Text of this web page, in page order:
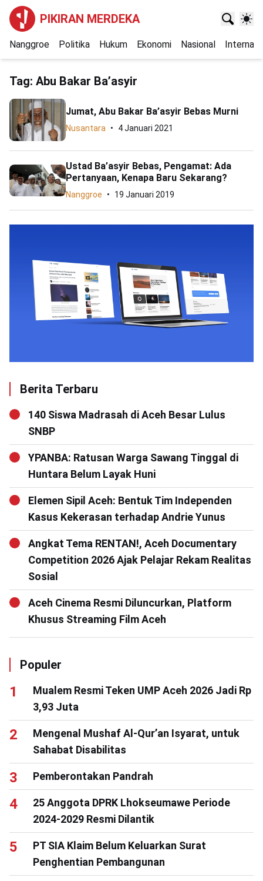
PIKIRAN MERDEKA
Nanggroe Politika Hukum Ekonomi Nasional
Tag: Abu Bakar Ba’asyir
Jumat, Abu Bakar Ba’asyir Bebas Murni
Nusantara 4 Januari 2021
Ustad Ba’asyir Bebas, Pengamat: Ada
Pertanyaan, Kenapa Baru Sekarang?
Nanggroe 19 Januari 2019
Berita Terbaru
140 Siswa Madrasah di Aceh Besar Lulus
SNBP
YPANBA: Ratusan Warga Sawang Tinggal di
Huntara Belum Layak Huni
Elemen Sipil Aceh: Bentuk Tim Independen
Kasus Kekerasan terhadap Andrie Yunus
Angkat Tema RENTAN!, Aceh Documentary
Competition 2026 Ajak Pelajar Rekam Realitas
Sosial
Aceh Cinema Resmi Diluncurkan, Platform
Khusus Streaming Film Aceh
Populer
Mualem Resmi Teken UMP Aceh 2026 Jadi Rp
3,93 Juta
Mengenal Mushaf Al-Qur’an Isyarat, untuk
Sahabat Disabilitas
Pemberontakan Pandrah
25 Anggota DPRK Lhokseumawe Periode
2024-2029 Resmi Dilantik
PT SIA Klaim Belum Keluarkan Surat
Penghentian Pembangunan